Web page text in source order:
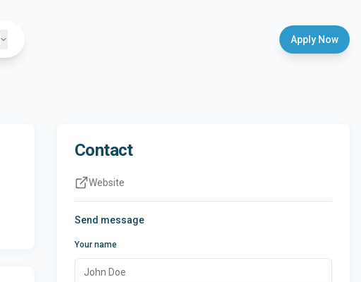
Apply Now
Contact
Website
Send message
Your name